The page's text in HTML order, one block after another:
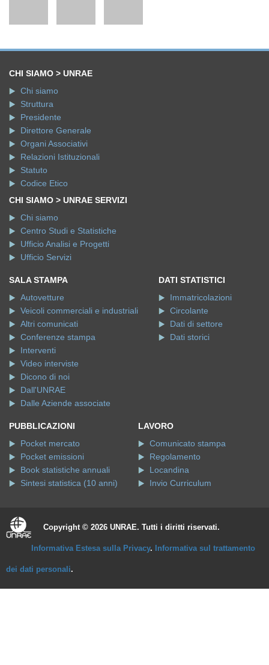
CHI SIAMO > UNRAE
Chi siamo
Struttura
Presidente
Direttore Generale
Organi Associativi
Relazioni Istituzionali
Statuto
Codice Etico
CHI SIAMO > UNRAE SERVIZI
Chi siamo
Centro Studi e Statistiche
Ufficio Analisi e Progetti
Ufficio Servizi
SALA STAMPA
Autovetture
Veicoli commerciali e industriali
Altri comunicati
Conferenze stampa
Interventi
Video interviste
Dicono di noi
Dall'UNRAE
Dalle Aziende associate
DATI STATISTICI
Immatricolazioni
Circolante
Dati di settore
Dati storici
PUBBLICAZIONI
Pocket mercato
Pocket emissioni
Book statistiche annuali
Sintesi statistica (10 anni)
LAVORO
Comunicato stampa
Regolamento
Locandina
Invio Curriculum
Copyright © 2026 UNRAE. Tutti i diritti riservati.
Informativa Estesa sulla Privacy. Informativa sul trattamento
dei dati personali.